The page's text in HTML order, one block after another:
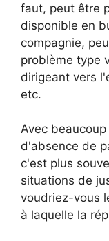
faut, peut être
disponible en
compagnie,
problème type
dirigeant vers
etc.
Avec
d'absence de
c'est plus
situations de
voudriez-vous
à laquelle la